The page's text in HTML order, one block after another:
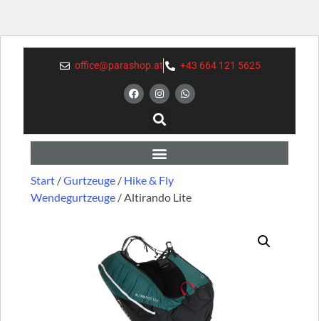
office@parashop.at +43 664 121 5625
Start /Gurtzeuge / Hike & Fly
Wendegurtzeuge / Altirando Lite